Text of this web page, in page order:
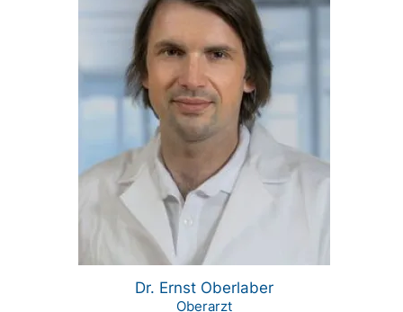
Dr. Ernst Oberlaber
Oberarzt